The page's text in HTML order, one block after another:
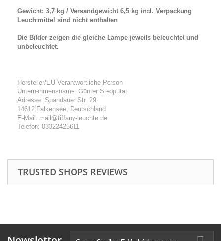
Gewicht: 3,7 kg / Versandgewicht 6,5 kg incl. Verpackung
Leuchtmittel sind nicht enthalten
Die Bilder zeigen die gleiche Lampe jeweils beleuchtet und
unbeleuchtet.
Hersteller/EU Verantwortliche Person
Unternehmensname: Günter Stepputat
Adresse: Spandauer Str. 29
14612 Falkensee, Deutschland
E-Mail: mail@tiffany-leuchte.de
Telefon: 03322425611
TRUSTED SHOPS REVIEWS